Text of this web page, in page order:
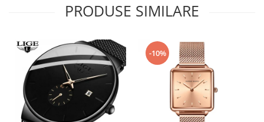
PRODUSE SIMILARE
-10%